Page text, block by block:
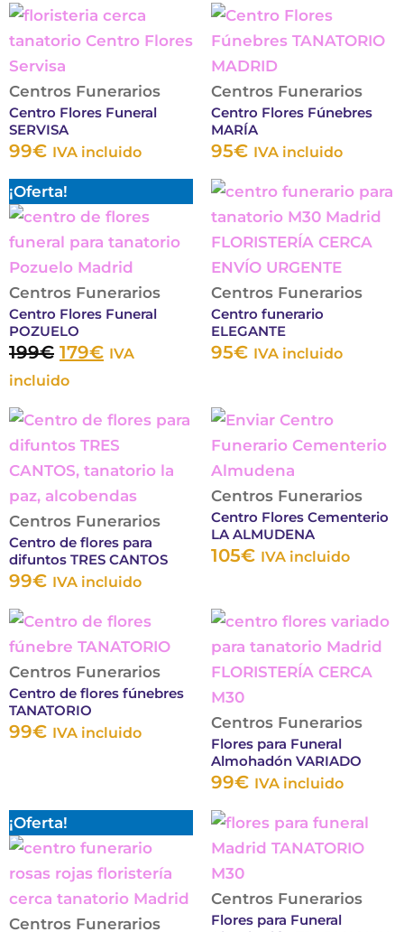
elegir
en
página
de
producto
en
página
de
Centros Funerarios
Centro Flores Funeral
SERVISA
99€ IVA incluido
Este
producto
múltiples
variantes.
pueden
elegir
la
página
Centros Funerarios
Centro Flores Fúnebres
MARÍA
95€ IVA incluido
se
pueden
elegir
la
¡Oferta!
Centros Funerarios
Centro Flores Funeral
POZUELO
199€
El
precio
original
era:
199€.
179€
precio
actual
es:
179€.
IVA
incluido
producto
tiene
múltiples
variantes.
Las
opciones
se
elegir
en
la
página
de
producto
Centros Funerarios
Centro funerario
ELEGANTE
95€ IVA incluido
Este
tiene
en
página
de
Centros Funerarios
Centro de flores para
difuntos TRES CANTOS
99€ IVA incluido
Este
producto
tiene
múltiples
variantes.
Las
opciones
pueden
elegir
en
la
producto
Centros Funerarios
Centro Flores Cementerio
LA ALMUDENA
105€ IVA incluido
elegir
en
página
Centros Funerarios
Centro de flores fúnebres
TANATORIO
99€ IVA incluido
Este
producto
tiene
múltiples
variantes.
opciones
elegir
en
la
página
Centros Funerarios
Flores para Funeral
Almohadón VARIADO
99€ IVA incluido
Este
tiene
elegir
la
¡Oferta!
Centros Funerarios
El
precio
original
era:
249€.
precio
actual
es:
199€.
producto
tiene
múltiples
variantes.
Centros Funerarios
Flores para Funeral
Este